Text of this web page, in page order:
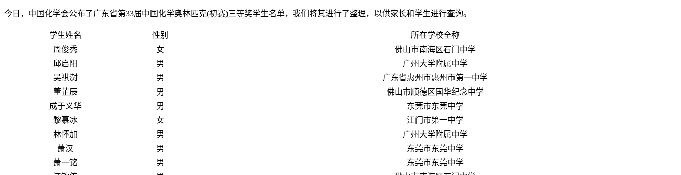
今日，中国化学会公布了广东省第33届中国化学奥林匹克(初赛)三等奖学生名单，我们将其进行了整理，以供家长和学生进行查询。
学生姓名 性别
所在学校全称
周俊秀
女
佛山市南海区石门中学
邱启阳
男
广州大学附属中学
吴祺澍
男
广东省惠州市惠州市第一中学
董芷辰
男
佛山市顺德区国华纪念中学
成于义华
男
东莞市东莞中学
黎慕冰
女
江门市第一中学
林怀加
男
广州大学附属中学
萧汉
男
东莞市东莞中学
萧一铭
男
东莞市东莞中学